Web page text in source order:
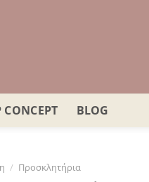
CONCEPT BLOG
/ Προσκλητήρια